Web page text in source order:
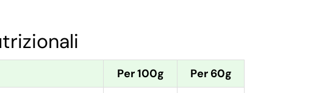
Per 100g
Per 60g